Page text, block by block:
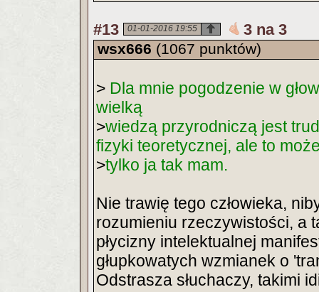
#13 01-01-2016 19:55
3 na 3
wsx666 (1067 punktów)
> Dla mnie pogodzenie w
wielką
>wiedzą przyrodniczą jest
fizyki teoretycznej, ale to
>tylko ja tak mam.
Nie trawię tego człowieka,
rozumieniu rzeczywistości, a
płycizny intelektualnej
głupkowatych wzmianek o
Odstrasza słuchaczy, takimi